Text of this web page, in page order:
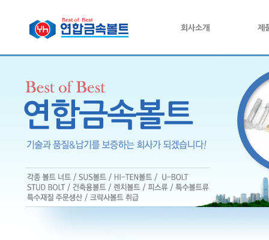
회사소개 제